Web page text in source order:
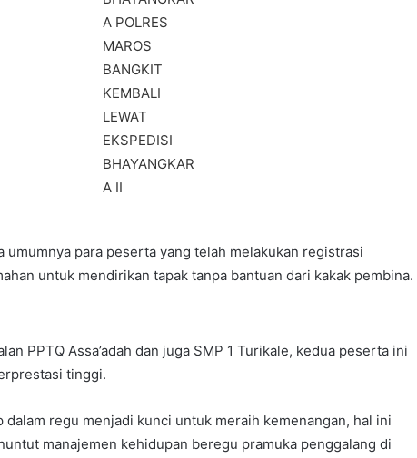
umumnya para peserta yang telah melakukan registrasi
untuk mendirikan tapak tanpa bantuan dari kakak pembina.
PPTQ Assa’adah dan juga SMP 1 Turikale, kedua peserta ini
tinggi.
regu menjadi kunci untuk meraih kemenangan, hal ini
manajemen kehidupan beregu pramuka penggalang di